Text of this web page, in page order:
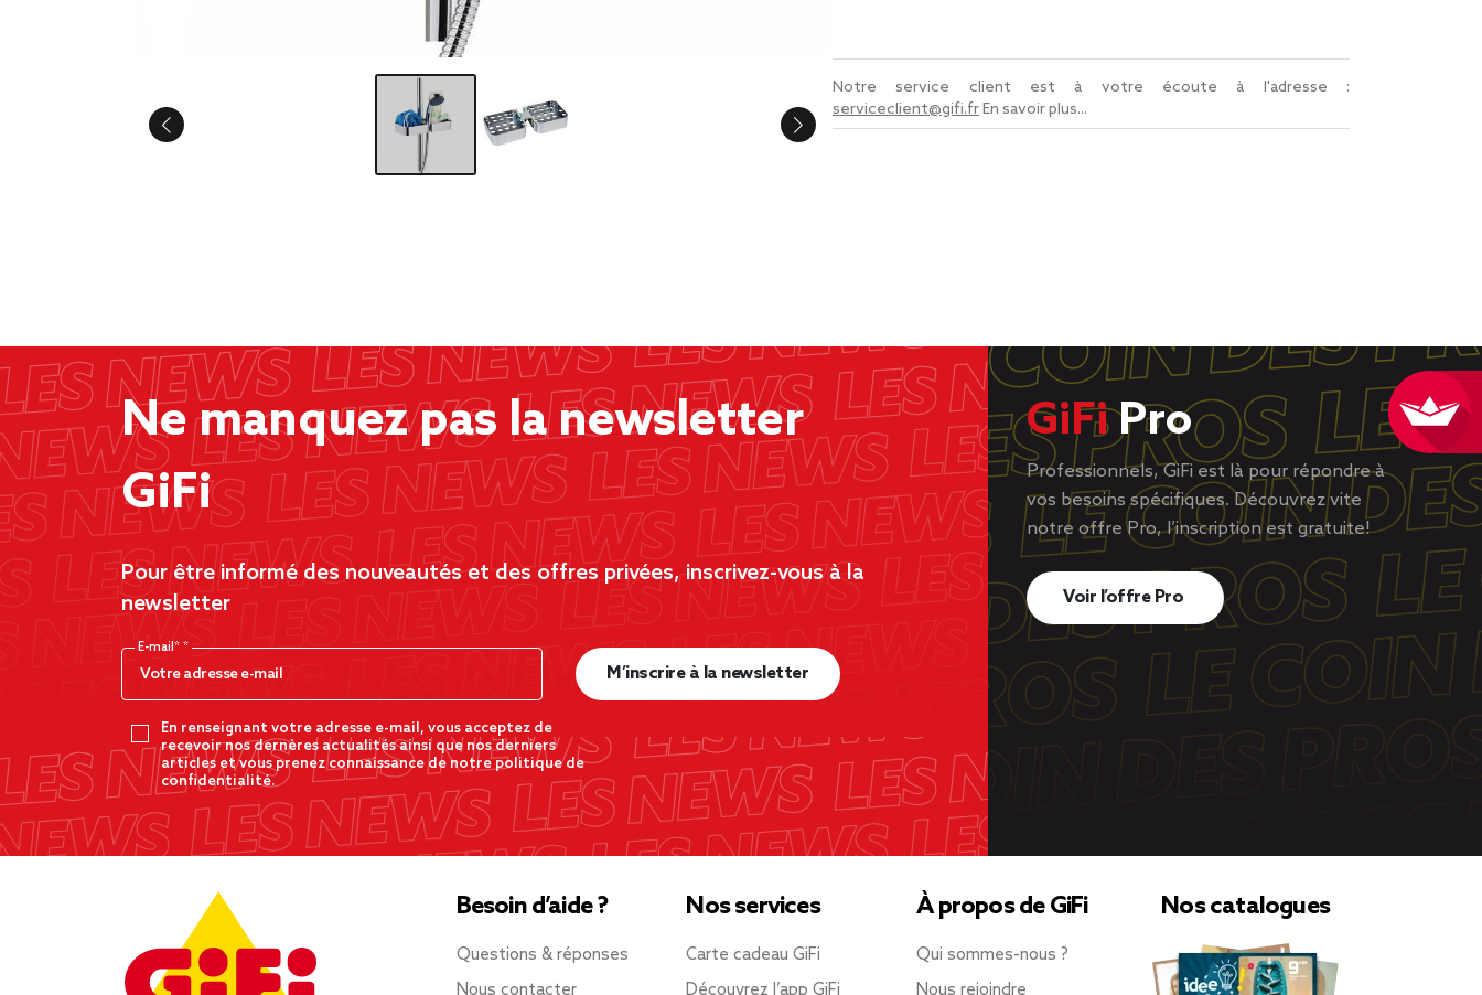
Notre service client est à votre écoute à l'adresse :
serviceclient@gifi.frEn savoir plus...
Ne manquez pas la newsletter
GiFi
Pour être informé des nouveautés et des offres privées, inscrivez-vous à la
newsletter
E-mail*
En renseignant votre adresse e-mail, vous acceptez de
recevoir nos dernères actualités ainsi que nos derniers
articles et vous prenez connaissance de notre politique de
confidentialité.
M’inscrire à la newsletter
GiFiPro
Professionnels, GiFi est là pour répondre à
vos besoins spécifiques. Découvrez vite
notre offre Pro, l’inscription est gratuite!
Voir l’offre Pro
Besoin d’aide ?
Questions & réponses
Nous contacter
Nos services
Carte cadeau GiFi
Découvrez l’app GiFi
À propos de GiFi
Qui sommes-nous ?
Nous rejoindre
Nos catalogues